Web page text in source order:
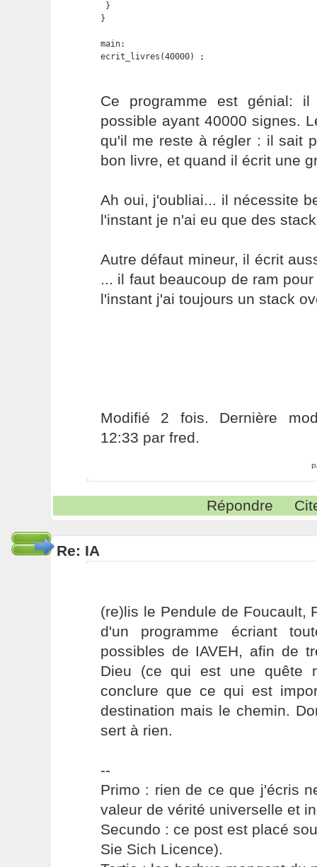
}
}
main:
ecrit_livres(40000) ;
Ce programme est génial:
possible ayant 40000 signes.
qu'il me reste à régler : il sait
bon livre, et quand il écrit une
Ah oui, j'oubliai... il nécessite
l'instant je n'ai eu que des
Autre défaut mineur, il écrit
... il faut beaucoup de ram
l'instant j'ai toujours un stack
Modifié 2 fois. Dernière
12:33 par fred.
Répondre
Re: IA
(re)lis le Pendule de Foucault,
d'un programme écriant
possibles de IAVEH, afin de
Dieu (ce qui est une quête
conclure que ce qui est
destination mais le chemin.
sert à rien.
--
Primo : rien de ce que j'écris
valeur de vérité universelle et
Secundo : ce post est placé
Sie Sich Licence).